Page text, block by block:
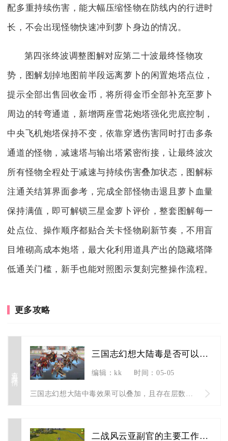
配多重持续伤害，能大幅压缩怪物在防线内的行进时
长，不会出现怪物快速冲到萝卜身边的情况。
第四张终波调整图解对应第二十波最终怪物攻
势，图解划掉地图前半段远离萝卜的闲置炮塔点位，
提示全部出售回收金币，将所得金币全部补充至萝卜
周边的转弯通道，新增两座雪花炮塔强化兜底控制，
中央飞机炮塔保持不变，依靠穿透伤害同时打击多条
通道的怪物，减速塔与输出塔紧密衔接，让最终波次
所有怪物全程处于减速与持续伤害叠加状态，图解标
注通关结算界面参考，完成全部怪物击退且萝卜血量
保持满值，即可解锁三星金萝卜评价，整套图解每一
处点位、操作顺序都贴合关卡怪物刷新节奏，不用盲
目堆砌高成本炮塔，最大化利用道具产出的隐藏塔降
低通关门槛，新手也能对照图示复刻完整操作流程。
更多攻略
查看详情
三国志幻想大陆毒是否可以叠加效果
编辑：kk 时间：05-05
二战风云亚副官的主要工作是什么